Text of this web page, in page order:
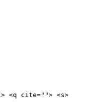
<q cite=""> <s>